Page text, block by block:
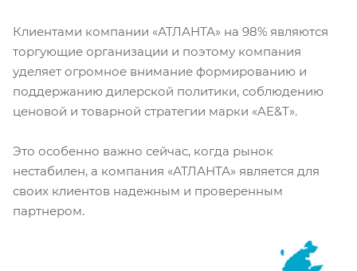
Клиентами компании «АТЛАНТА» на 98% являются
торгующие организации и поэтому компания
уделяет огромное внимание формированию и
поддержанию дилерской политики, соблюдению
ценовой и товарной стратегии марки «AE&T».
Это особенно важно сейчас, когда рынок
нестабилен, а компания «АТЛАНТА» является для
своих клиентов надежным и проверенным
партнером.